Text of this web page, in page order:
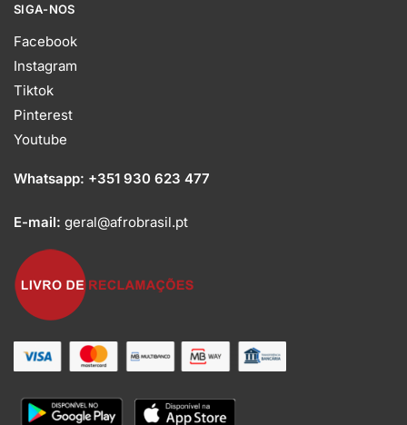
SIGA-NOS
Facebook
Instagram
Tiktok
Pinterest
Youtube
Whatsapp: +351 930 623 477
E-mail: geral@afrobrasil.pt